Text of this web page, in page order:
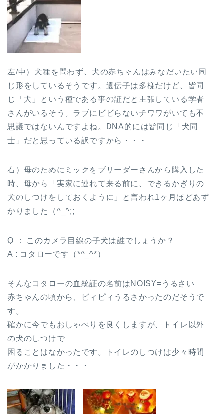
左/中）犬種を問わず、犬の赤ちゃんはみなだいたい同
じ形をしているそうです。遺伝子は多様だけど、皆同
じ「犬」という種である事の証だと主張している学者
さんがいるそう。ラブにビビらないチワワがいても不
思議ではないんですよね。DNA的には皆同じ「犬同
士」だと思っている訳ですから・・・
右）母のためにミックをブリーダーさんから購入した
時、母から「実家に連れて来る前に、できるかぎりの
犬のしつけをしておくように」と言われ1ヶ月ほどあず
かりました（^_^;;
Q ： このカメラ目線の子犬は誰でしょうか？
A : コタローです（*^_^*）
そんなコタローの血統証の名前はNOISY=うるさい
赤ちゃんの頃から、ピィピィうるさかったのだそうで
す。
確かに今でもおしゃべりを良くしますが、トイレ以外
の犬のしつけで
困ることはなかったです。トイレのしつけは少々時間
がかかりました・・・